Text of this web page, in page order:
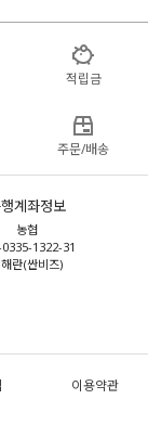
적립금
주문/배송
계좌정보
농협
1322-31
란(싼비즈)
이용약관